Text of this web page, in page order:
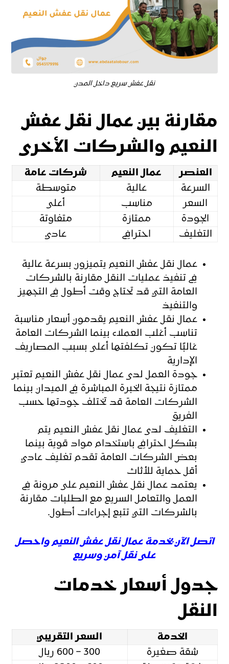
نقل عفش سريع داخل المدن
مقارنة بين عمال نقل عفش
النعيم والشركات الأخرى
العنصر عمال النعيم
شركات عامة
السرعة
عالية
متوسطة
السعر
مناسب
أعلى
الجودة
ممتازة
متفاوتة
التغليف
احترافي عادي
عمال نقل عفش النعيم يتميزون بسرعة عالية
في تنفيذ عمليات النقل مقارنة بالشركات
العامة التي قد تحتاج وقت أطول في التجهيز
والتنفيذ
عمال نقل عفش النعيم يقدمون أسعار مناسبة
تناسب أغلب العملاء بينما الشركات العامة
غالبًا تكون تكلفتها أعلى بسبب المصاريف
الإدارية
جودة العمل لدى عمال نقل عفش النعيم تعتبر
ممتازة نتيجة الخبرة المباشرة في الميدان بينما
الشركات العامة قد تختلف جودتها حسب
الفريق
التغليف لدى عمال نقل عفش النعيم يتم
بشكل احترافي باستخدام مواد قوية بينما
بعض الشركات العامة تقدم تغليف عادي
أقل حماية للأثاث
يعتمد عمال نقل عفش النعيم على مرونة في
العمل والتعامل السريع مع الطلبات مقارنة
بالشركات التي تتبع إجراءات أطول.
اتصل الآن بخدمة عمال نقل عفش النعيم واحصل
على نقل آمن وسريع
جدول أسعار خدمات
النقل
الخدمة
السعر التقريبي
شقة صغيرة
300 – 600 ريال